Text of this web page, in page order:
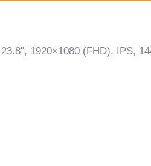
1920×1080 (FHD), IPS,